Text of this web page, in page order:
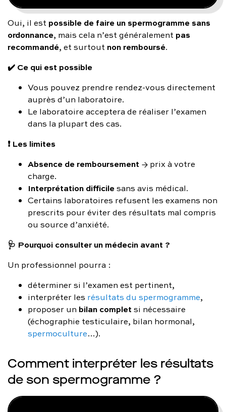
Oui, il estpossible de faire un spermogramme sans
ordonnance, mais cela n’est généralementpas
recommandé, et surtoutnon remboursé.
✔️ Ce qui est possible
Vous pouvez prendre rendez-vous directement
auprès d’un laboratoire.
Le laboratoire acceptera de réaliser l’examen
dans la plupart des cas.
❗ Les limites
Absence de remboursement → prix à votre
charge.
Interprétation difficilesans avis médical.
Certains laboratoires refusent les examens non
prescrits pour éviter des résultats mal compris
ou source d’anxiété.
🩺 Pourquoi consulter un médecin avant ?
Un professionnel pourra :
déterminer si l’examen est pertinent,
interpréter les résultats du spermogramme,
proposer un bilan complet si nécessaire
(échographie testiculaire, bilan hormonal,
spermoculture…).
Comment interpréter les résultats
de son spermogramme ?